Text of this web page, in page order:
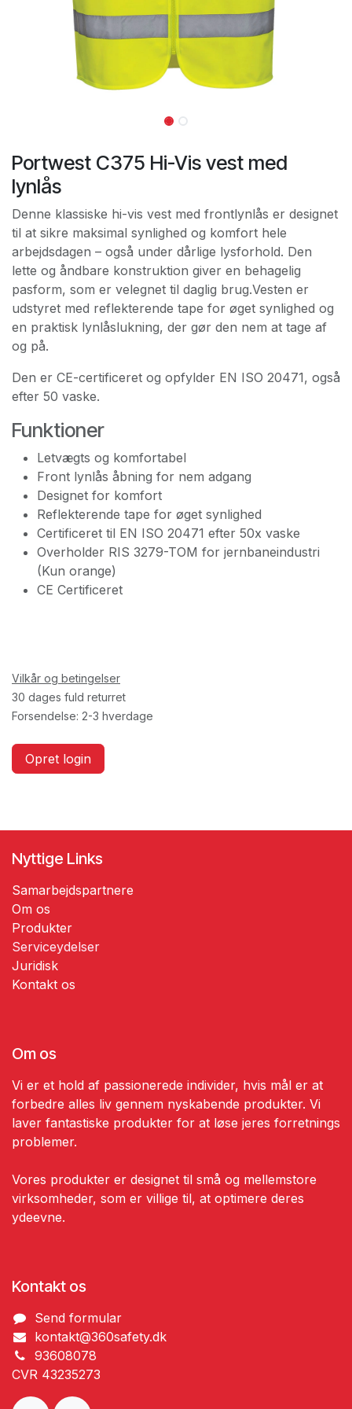
Portwest C375 Hi-Vis vest med
lynlås
Denne klassiske hi-vis vest med frontlynlås er designet
til at sikre maksimal synlighed og komfort hele
arbejdsdagen – også under dårlige lysforhold. Den
lette og åndbare konstruktion giver en behagelig
pasform, som er velegnet til daglig brug.Vesten er
udstyret med reflekterende tape for øget synlighed og
en praktisk lynlåslukning, der gør den nem at tage af
og på.
Den er CE-certificeret og opfylder EN ISO 20471, også
efter 50 vaske.
Funktioner
Letvægts og komfortabel
Front lynlås åbning for nem adgang
Designet for komfort
Reflekterende tape for øget synlighed
Certificeret til EN ISO 20471 efter 50x vaske
Overholder RIS 3279-TOM for jernbaneindustri
(Kun orange)
CE Certificeret
Vilkår og betingelser
30 dages fuld returret
Forsendelse: 2-3 hverdage
Opret login
Nyttige Links
Samarbejdspartnere
Om os
Produkter
Serviceydelser
​​Juridisk
​Kontakt os
Om os
Vi er et hold af passionerede individer, hvis mål er at
forbedre alles liv gennem nyskabende produkter. Vi
laver fantastiske produkter for at løse jeres forretnings
problemer.
Vores produkter er designet til små og mellemstore
virksomheder, som er villige til, at optimere deres
ydeevne.
Kontakt os
Send ​formular
kontakt@360safety.dk
93608078
CVR 43235273